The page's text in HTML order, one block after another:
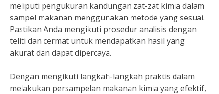
meliputi pengukuran kandungan zat-zat kimia dalam
sampel makanan menggunakan metode yang sesuai.
Pastikan Anda mengikuti prosedur analisis dengan
teliti dan cermat untuk mendapatkan hasil yang
akurat dan dapat dipercaya.
Dengan mengikuti langkah-langkah praktis dalam
melakukan persampelan makanan kimia yang efektif,